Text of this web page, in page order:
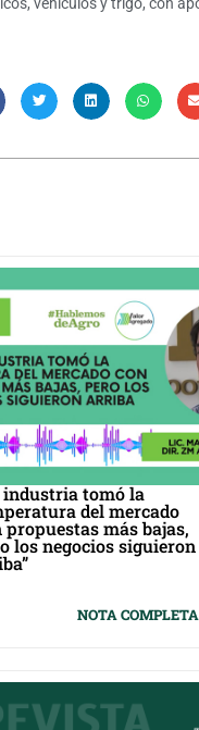
industria tomó la
del mercado
propuestas más bajas,
los negocios siguieron
NOTA COMPLETA